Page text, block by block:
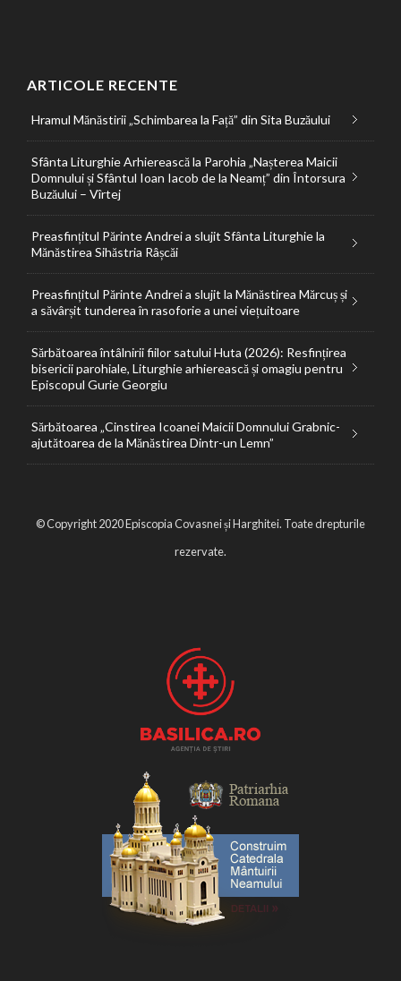
ARTICOLE RECENTE
Hramul Mănăstirii „Schimbarea la Față” din Sita Buzăului
Sfânta Liturghie Arhierească la Parohia „Nașterea Maicii
Domnului și Sfântul Ioan Iacob de la Neamț” din Întorsura
Buzăului – Vîrtej
Preasfințitul Părinte Andrei a slujit Sfânta Liturghie la
Mănăstirea Sihăstria Râșcăi
Preasfințitul Părinte Andrei a slujit la Mănăstirea Mărcuș și
a săvârșit tunderea în rasoforie a unei viețuitoare
Sărbătoarea întâlnirii fiilor satului Huta (2026): Resfințirea
bisericii parohiale, Liturghie arhierească și omagiu pentru
Episcopul Gurie Georgiu
Sărbătoarea „Cinstirea Icoanei Maicii Domnului Grabnic-
ajutătoarea de la Mănăstirea Dintr-un Lemn”
© Copyright 2020 Episcopia Covasnei și Harghitei. Toate drepturile
rezervate.